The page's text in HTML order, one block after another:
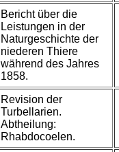
Bericht über die
Leistungen in der
Naturgeschichte der
niederen Thiere
während des Jahres
1858.
Revision der
Turbellarien.
Abtheilung:
Rhabdocoelen.